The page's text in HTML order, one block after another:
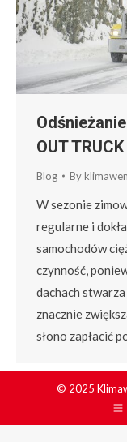
OUT
Blog By
W sezonie
regularne i
samochodów
czynność,
dachach
znacznie
słono zapłacić
© 2025